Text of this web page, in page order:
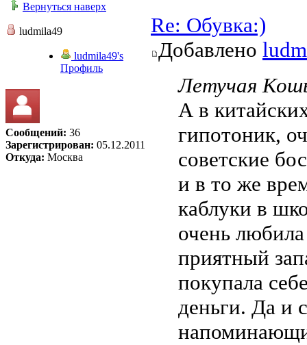
Вернуться наверх
ludmila49
ludmila49's
Профиль
Сообщений: 36
Зарегистрирован: 05.12.2011
Откуда: Москва
Re: Обувка:)
Добавлено
Летучая
А в
гипотоник,
советские
и в то же
каблуки в
очень
приятный
покупала
деньги. Да и